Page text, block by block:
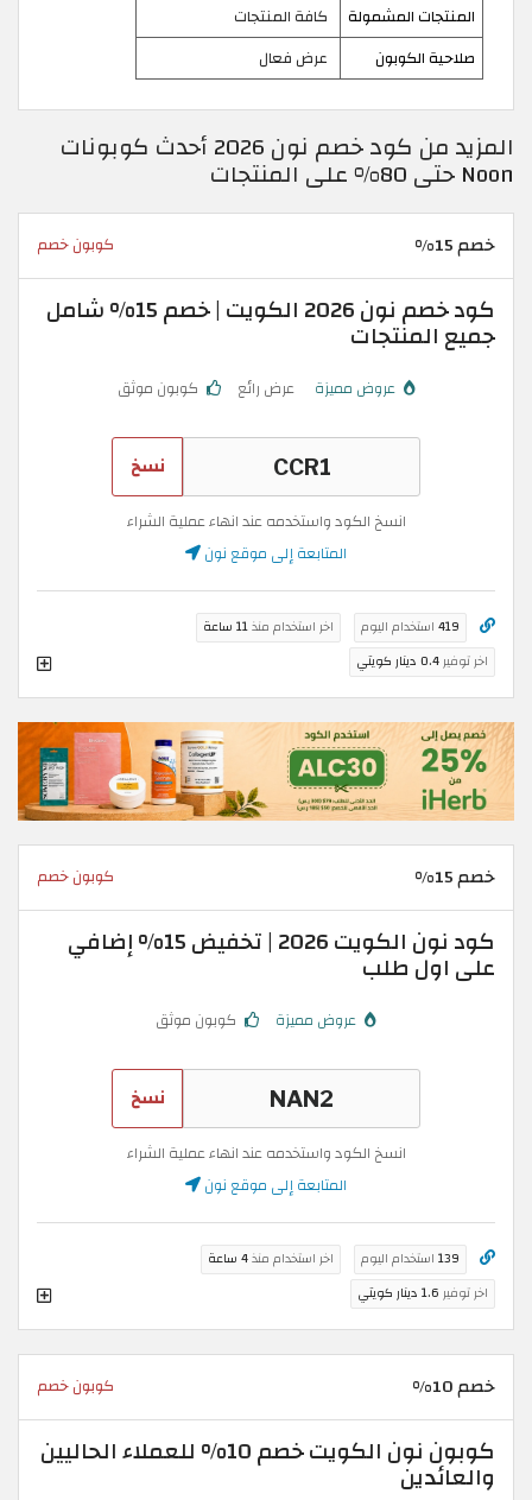
المنتجات المشمولة
كافة المنتجات
صلاحية الكوبون
عرض فعال
المزيد من كود خصم نون 2026 أحدث كوبونات
Noon حتى 80% على المنتجات
خصم 15% كوبون خصم
كود خصم نون 2026 الكويت | خصم 15% شامل
جميع المنتجات
عروض مميزة عرض رائع كوبون موثق
نسخ
انسخ الكود واستخدمه عند انهاء عملية الشراء
المتابعة إلى موقع نون
419 استخدام اليوم اخر استخدام منذ11 ساعة
اخر توفير0.4 دينار كويتي
خصم 15% كوبون خصم
كود نون الكويت 2026 | تخفيض 15% إضافي
على اول طلب
عروض مميزة كوبون موثق
نسخ
انسخ الكود واستخدمه عند انهاء عملية الشراء
المتابعة إلى موقع نون
139 استخدام اليوم اخر استخدام منذ4 ساعة
اخر توفير 1.6 دينار كويتي
خصم 10% كوبون خصم
كوبون نون الكويت خصم 10% للعملاء الحاليين
والعائدين